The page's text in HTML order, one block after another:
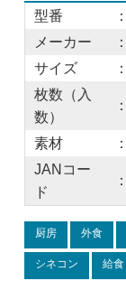
型番 ：
メーカー
：
サイズ
：
枚数（入
数）
：
素材 ：
JANコー
ド
：
厨房 外食
シネコン 給食